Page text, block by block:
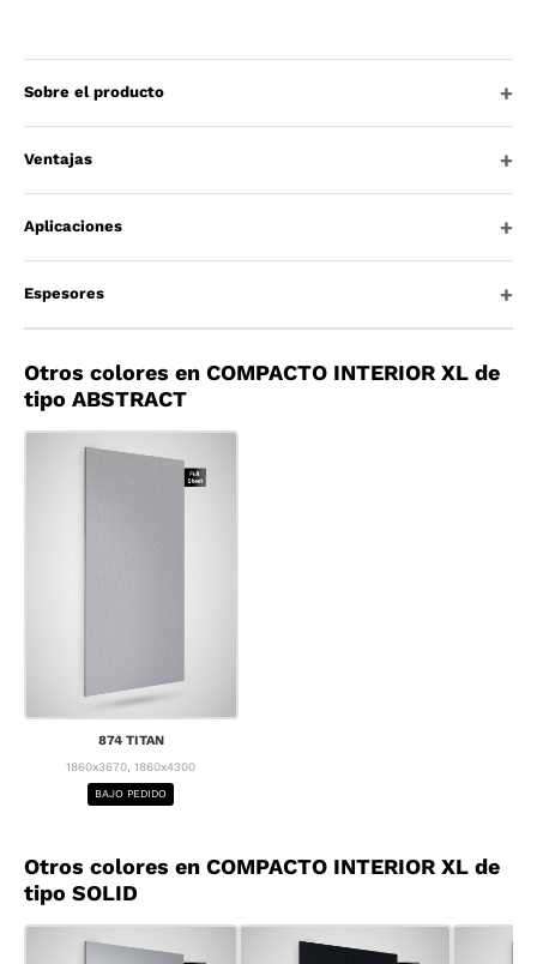
Sobre el producto
Ventajas
Aplicaciones
Espesores
Otros colores en COMPACTO INTERIOR XL de
tipo ABSTRACT
874 TITAN
1860x3670, 1860x4300
BAJO PEDIDO
Otros colores en COMPACTO INTERIOR XL de
tipo SOLID